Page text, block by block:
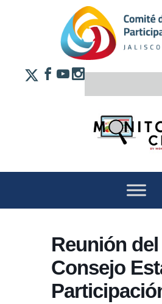
Reunión del
Consejo